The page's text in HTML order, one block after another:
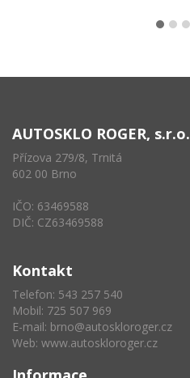
AUTOSKLO ROGER, s.r.o.
Přízova 279/8, Trnitá
602 00 Brno
IČO: 63469588
DIČ: CZ63469588
Kontakt
Telefon: 543 257 540
Mobil: 725 507 969
E-mail: brno@autoskloroger.cz
Web: www.autoskloroger.cz